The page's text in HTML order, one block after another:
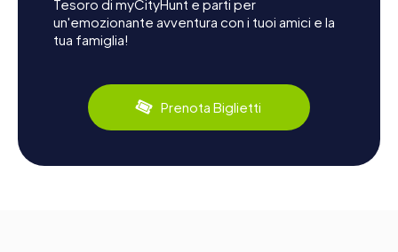
Tesoro di myCityHunt e parti per
un'emozionante avventura con i tuoi amici e la
tua famiglia!
Prenota Biglietti